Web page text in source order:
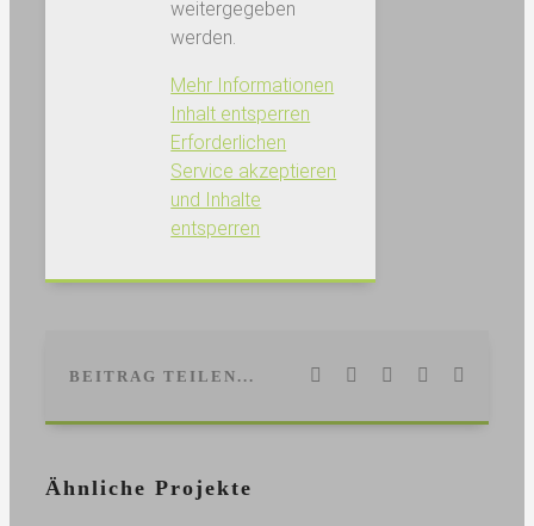
weitergegeben
werden.
Mehr Informationen
Inhalt entsperren
Erforderlichen
Service akzeptieren
und Inhalte
entsperren
BEITRAG TEILEN... FacebookLinkedInWhatsApp
Pinterest
Ähnliche Projekte